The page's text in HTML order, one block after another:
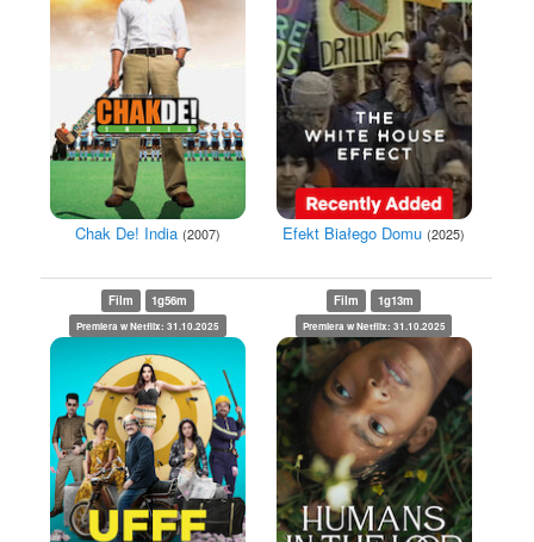
Chak De! India (2007) Efekt Białego Domu (2025)
Film 1g56m
Premiera w Netflix: 31.10.2025
Film 1g13m
Premiera w Netflix: 31.10.2025